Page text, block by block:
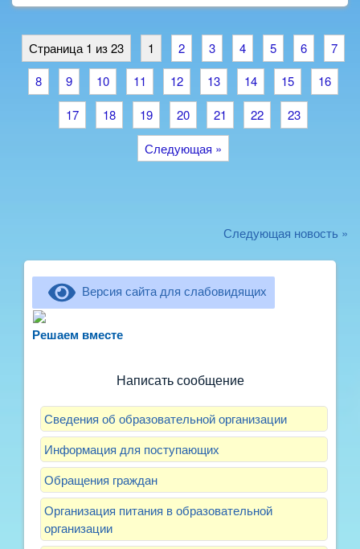
Страница 1 из 23 1 2 3 4 5 6
7
8
9 10 11 12 13 14 15
16
17
18 19 20 21 22
23
Следующая »
Следующая новость »
Версия сайта для слабовидящих
Решаем вместерассказать о воспитателях? Знаете, как
Написать сообщение
Сведения об образовательной организации
Информация для поступающих
Обращения граждан
Организация питания в образовательной
организации